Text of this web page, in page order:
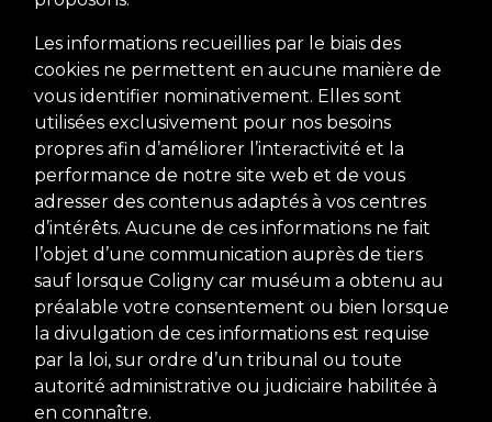
Les informations recueillies par le biais des
cookies ne permettent en aucune manière de
vous identifier nominativement. Elles sont
utilisées exclusivement pour nos besoins
propres afin d’améliorer l’interactivité et la
performance de notre site web et de vous
adresser des contenus adaptés à vos centres
d’intérêts. Aucune de ces informations ne fait
l’objet d’une communication auprès de tiers
sauf lorsque Coligny car muséum a obtenu au
préalable votre consentement ou bien lorsque
la divulgation de ces informations est requise
par la loi, sur ordre d’un tribunal ou toute
autorité administrative ou judiciaire habilitée à
en connaître.